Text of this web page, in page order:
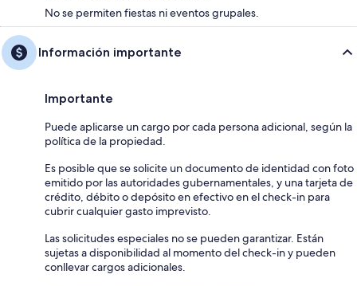
No se permiten fiestas ni eventos grupales.
Información importante
Importante
Puede aplicarse un cargo por cada persona adicional, según la
política de la propiedad.
Es posible que se solicite un documento de identidad con foto
emitido por las autoridades gubernamentales, y una tarjeta de
crédito, débito o depósito en efectivo en el check-in para
cubrir cualquier gasto imprevisto.
Las solicitudes especiales no se pueden garantizar. Están
sujetas a disponibilidad al momento del check-in y pueden
conllevar cargos adicionales.